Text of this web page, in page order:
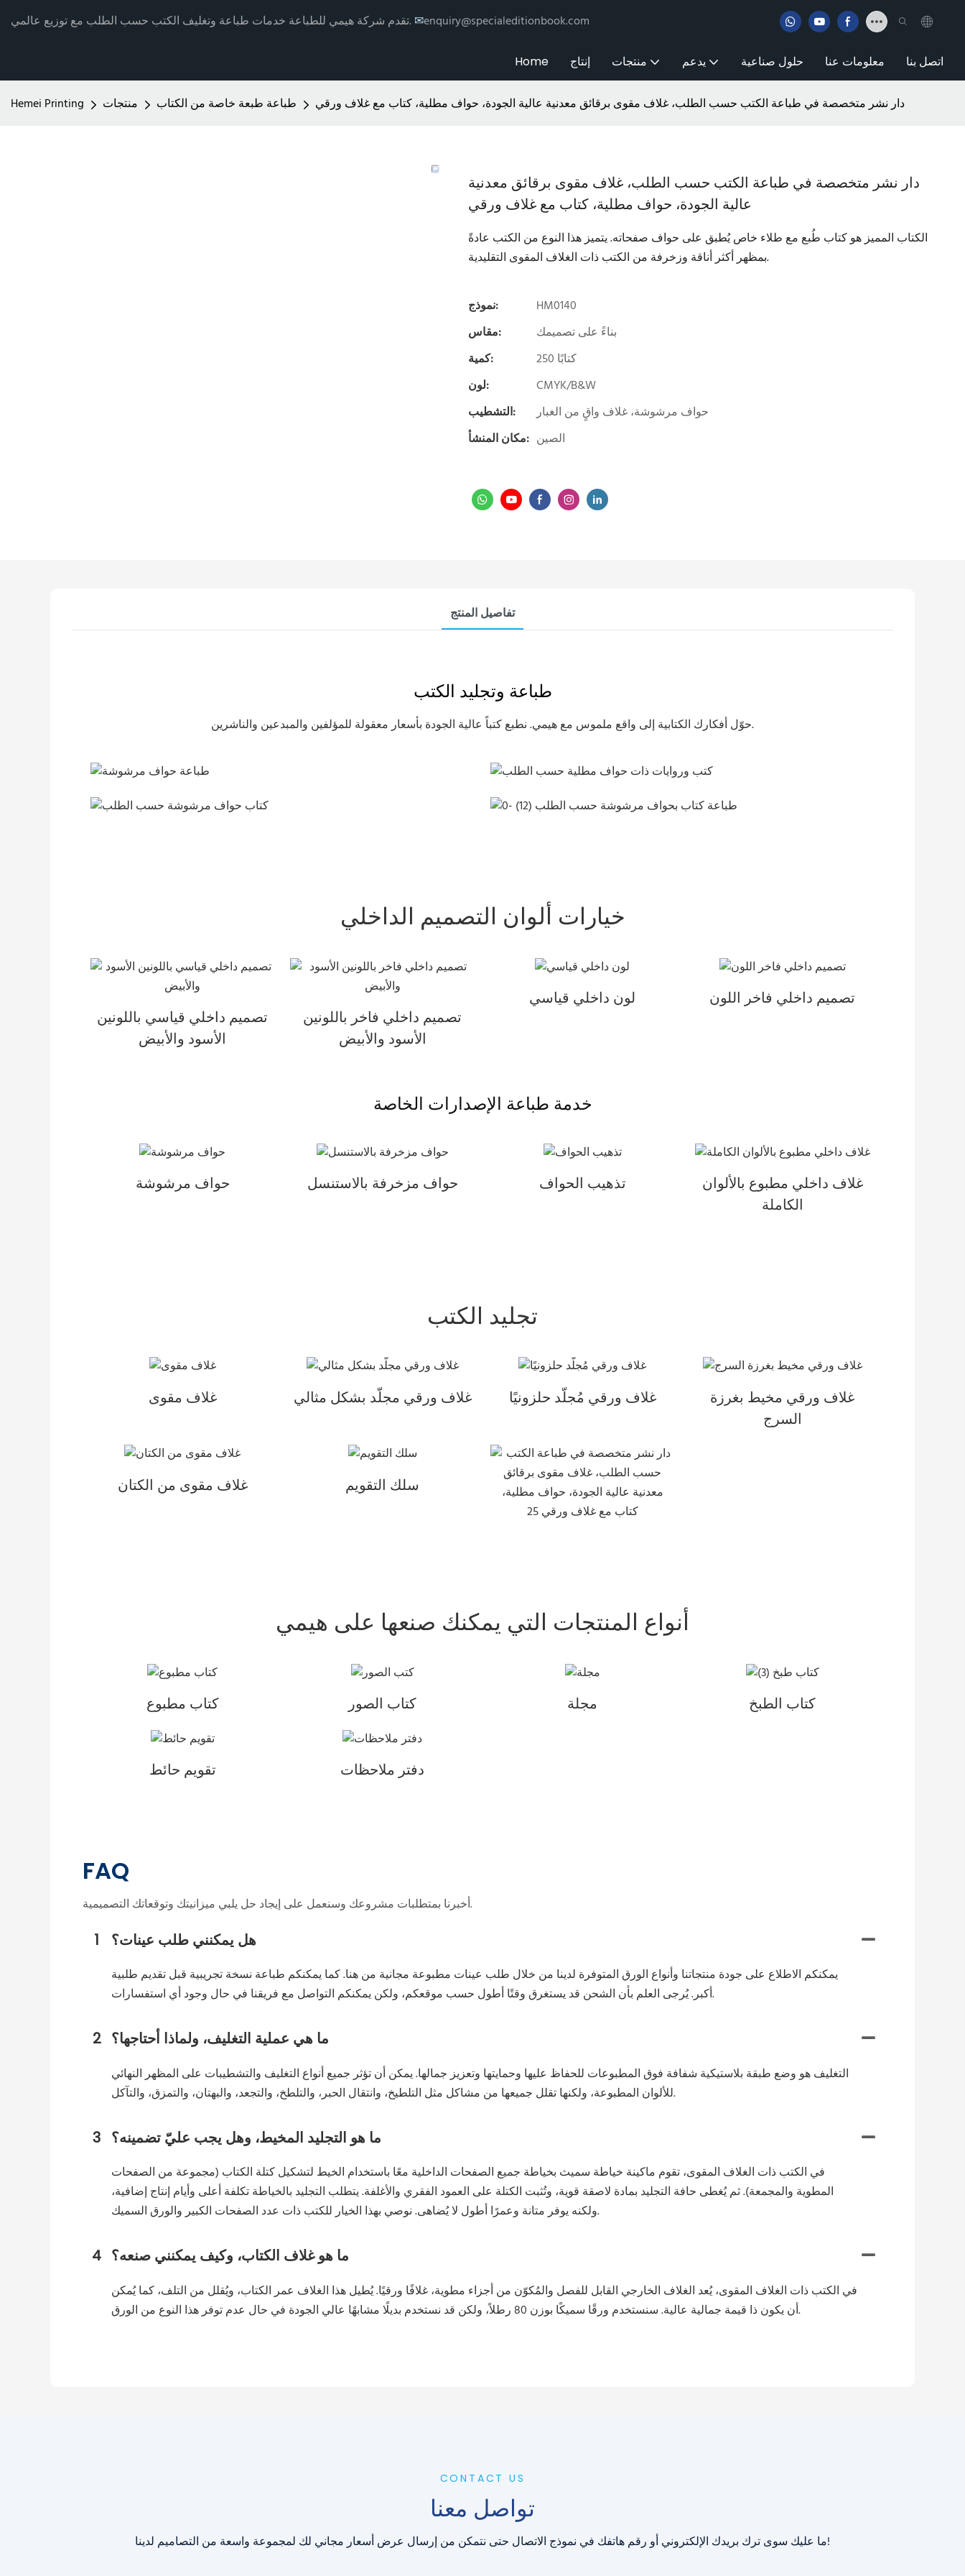
تقدم شركة هيمي للطباعة خدمات طباعة وتغليف الكتب حسب الطلب مع توزيع عالمي. ✉enquiry@specialeditionbook.com
Home إنتاج منتجات يدعم حلول صناعية معلومات عنا اتصل بنا
Hemei Printing منتجات طباعة طبعة خاصة من الكتاب دار نشر متخصصة في طباعة الكتب حسب الطلب، غلاف مقوى برقائق معدنية عالية الجودة، حواف مطلية، كتاب مع غلاف ورقي
دار نشر متخصصة في طباعة الكتب حسب الطلب، غلاف مقوى برقائق معدنية
عالية الجودة، حواف مطلية، كتاب مع غلاف ورقي
الكتاب المميز هو كتاب طُبع مع طلاء خاص يُطبق على حواف صفحاته. يتميز هذا النوع من الكتب عادةً
بمظهر أكثر أناقة وزخرفة من الكتب ذات الغلاف المقوى التقليدية.
نموذج:
HM0140
مقاس:
بناءً على تصميمك
كمية:
250 كتابًا
لون:
CMYK/B&W
التشطيب:
حواف مرشوشة، غلاف واقٍ من الغبار
مكان المنشأ: الصين
تفاصيل المنتج
طباعة وتجليد الكتب
حوّل أفكارك الكتابية إلى واقع ملموس مع هيمي. نطبع كتباً عالية الجودة بأسعار معقولة للمؤلفين والمبدعين والناشرين.
طباعة حواف مرشوشة
كتب وروايات ذات حواف مطلية حسب الطلب
خيارات ألوان التصميم الداخلي
تصميم داخلي قياسي باللونين
الأسود والأبيض
تصميم داخلي فاخر باللونين
الأسود والأبيض
لون داخلي قياسي تصميم داخلي فاخر اللون
خدمة طباعة الإصدارات الخاصة
حواف مرشوشة حواف مزخرفة بالاستنسل تذهيب الحواف
غلاف داخلي مطبوع بالألوان
الكاملة
تجليد الكتب
غلاف مقوى غلاف ورقي مجلّد بشكل مثالي غلاف ورقي مُجلّد حلزونيًا
غلاف ورقي مخيط بغرزة
السرج
غلاف مقوى من الكتان سلك التقويم
أنواع المنتجات التي يمكنك صنعها على هيمي
كتاب مطبوع كتاب الصور مجلة كتاب الطبخ
تقويم حائط دفتر ملاحظات
FAQ
أخبرنا بمتطلبات مشروعك وسنعمل على إيجاد حل يلبي ميزانيتك وتوقعاتك التصميمية.
1 هل يمكنني طلب عينات؟
يمكنكم الاطلاع على جودة منتجاتنا وأنواع الورق المتوفرة لدينا من خلال طلب عينات مطبوعة مجانية من هنا. كما يمكنكم طباعة نسخة تجريبية قبل تقديم طلبية
أكبر. يُرجى العلم بأن الشحن قد يستغرق وقتًا أطول حسب موقعكم، ولكن يمكنكم التواصل مع فريقنا في حال وجود أي استفسارات.
2 ما هي عملية التغليف، ولماذا أحتاجها؟
التغليف هو وضع طبقة بلاستيكية شفافة فوق المطبوعات للحفاظ عليها وحمايتها وتعزيز جمالها. يمكن أن تؤثر جميع أنواع التغليف والتشطيبات على المظهر النهائي
للألوان المطبوعة، ولكنها تقلل جميعها من مشاكل مثل التلطيخ، وانتقال الحبر، والتلطخ، والتجعد، والبهتان، والتمزق، والتآكل.
3 ما هو التجليد المخيط، وهل يجب عليّ تضمينه؟
في الكتب ذات الغلاف المقوى، تقوم ماكينة خياطة سميث بخياطة جميع الصفحات الداخلية معًا باستخدام الخيط لتشكيل كتلة الكتاب (مجموعة من الصفحات
المطوية والمجمعة). ثم يُغطى حافة التجليد بمادة لاصقة قوية، وتُثبت الكتلة على العمود الفقري والأغلفة. يتطلب التجليد بالخياطة تكلفة أعلى وأيام إنتاج إضافية،
ولكنه يوفر متانة وعمرًا أطول لا يُضاهى. نوصي بهذا الخيار للكتب ذات عدد الصفحات الكبير والورق السميك.
4 ما هو غلاف الكتاب، وكيف يمكنني صنعه؟
في الكتب ذات الغلاف المقوى، يُعد الغلاف الخارجي القابل للفصل والمُكوّن من أجزاء مطوية، غلافًا ورقيًا. يُطيل هذا الغلاف عمر الكتاب، ويُقلل من التلف، كما يُمكن
أن يكون ذا قيمة جمالية عالية. سنستخدم ورقًا سميكًا بوزن 80 رطلاً، ولكن قد نستخدم بديلًا مشابهًا عالي الجودة في حال عدم توفر هذا النوع من الورق.
CONTACT US
تواصل معنا
ما عليك سوى ترك بريدك الإلكتروني أو رقم هاتفك في نموذج الاتصال حتى نتمكن من إرسال عرض أسعار مجاني لك لمجموعة واسعة من التصاميم لدينا!